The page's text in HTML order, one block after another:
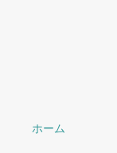
ホーム